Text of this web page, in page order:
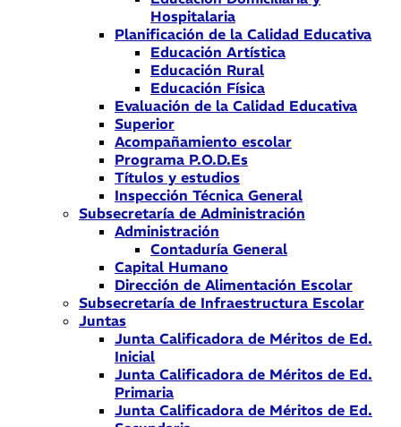
Hospitalaria
Planificación de la Calidad Educativa
Educación Artística
Educación Rural
Educación Física
Evaluación de la Calidad Educativa
Superior
Acompañamiento escolar
Programa P.O.D.Es
Títulos y estudios
Inspección Técnica General
Subsecretaría de Administración
Administración
Contaduría General
Capital Humano
Dirección de Alimentación Escolar
Subsecretaría de Infraestructura Escolar
Juntas
Junta Calificadora de Méritos de Ed.
Inicial
Junta Calificadora de Méritos de Ed.
Primaria
Junta Calificadora de Méritos de Ed.